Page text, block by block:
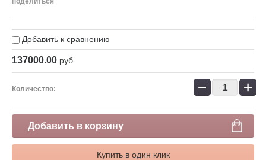
Добавить к сравнению
137000.00 руб.
Количество: − +
Добавить в корзину
Купить в один клик